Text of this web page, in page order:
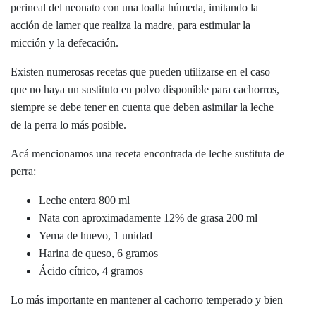
perineal del neonato con una toalla húmeda, imitando la
acción de lamer que realiza la madre, para estimular la
micción y la defecación.
Existen numerosas recetas que pueden utilizarse en el caso
que no haya un sustituto en polvo disponible para cachorros,
siempre se debe tener en cuenta que deben asimilar la leche
de la perra lo más posible.
Acá mencionamos una receta encontrada de leche sustituta de
perra:
Leche entera 800 ml
Nata con aproximadamente 12% de grasa 200 ml
Yema de huevo, 1 unidad
Harina de queso, 6 gramos
Ácido cítrico, 4 gramos
Lo más importante en mantener al cachorro temperado y bien